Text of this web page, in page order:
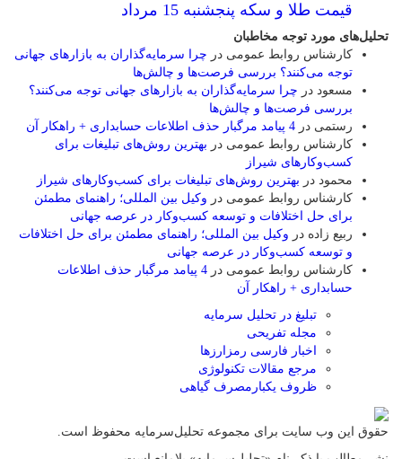
قیمت طلا و سکه پنجشنبه 15 مرداد
تحلیل‌های مورد توجه مخاطبان
کارشناس روابط عمومی در چرا سرمایه‌گذاران به بازارهای جهانی
توجه می‌کنند؟ بررسی فرصت‌ها و چالش‌ها
مسعود در چرا سرمایه‌گذاران به بازارهای جهانی توجه می‌کنند؟
بررسی فرصت‌ها و چالش‌ها
رستمی در 4 پیامد مرگبار حذف اطلاعات حسابداری + راهکار آن
کارشناس روابط عمومی در بهترین روش‌های تبلیغات برای
کسب‌وکارهای شیراز
محمود در بهترین روش‌های تبلیغات برای کسب‌وکارهای شیراز
کارشناس روابط عمومی در وکیل بین المللی؛ راهنمای مطمئن
برای حل اختلافات و توسعه کسب‌وکار در عرصه جهانی
ربیع زاده در وکیل بین المللی؛ راهنمای مطمئن برای حل اختلافات
و توسعه کسب‌وکار در عرصه جهانی
کارشناس روابط عمومی در
4 پیامد مرگبار حذف اطلاعات
حسابداری + راهکار آن
تبلیغ در تحلیل سرمایه
مجله تفریحی
اخبار فارسی رمزارزها
مرجع مقالات تکنولوژی
ظروف یکبارمصرف گیاهی
حقوق این وب سایت برای مجموعه تحلیل‌سرمایه محفوظ است.